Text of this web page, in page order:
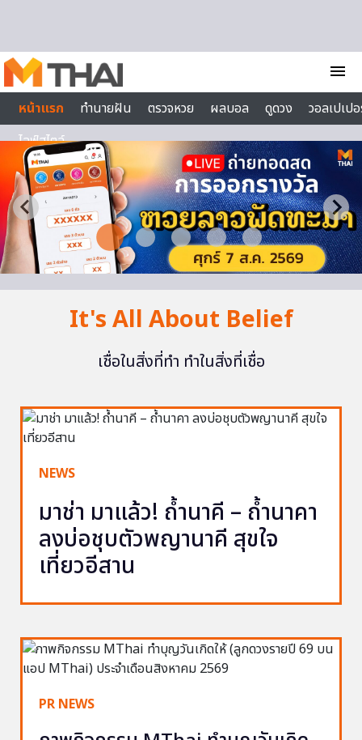
menu
หน้าแรก
ทำนายฝัน ตรวจหวย ผลบอล ดูดวง
วอลเปเป
ไลฟ์สไตล์
It's All About Belief
เชื่อในสิ่งที่ทำ ทำในสิ่งที่เชื่อ
NEWS
มาช่า มาแล้ว! ถ้ำนาคี – ถ้ำนาคา
ลงบ่อชุบตัวพญานาคี สุขใจ
เที่ยวอีสาน
PR NEWS